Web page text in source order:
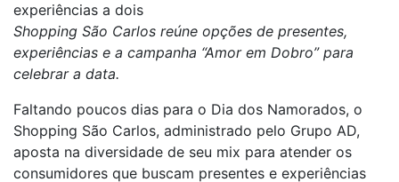
experiências a dois
Shopping São Carlos reúne opções de presentes,
experiências e a campanha “Amor em Dobro” para
celebrar a data.
Faltando poucos dias para o Dia dos Namorados, o
Shopping São Carlos, administrado pelo Grupo AD,
aposta na diversidade de seu mix para atender os
consumidores que buscam presentes e experiências